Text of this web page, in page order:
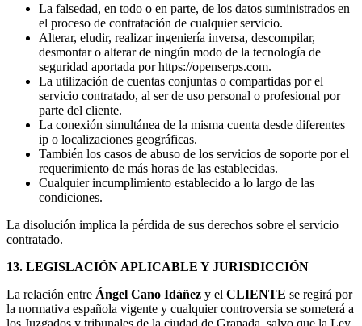
La falsedad, en todo o en parte, de los datos suministrados en
el proceso de contratación de cualquier servicio.
Alterar, eludir, realizar ingeniería inversa, descompilar,
desmontar o alterar de ningún modo de la tecnología de
seguridad aportada por https://openserps.com.
La utilización de cuentas conjuntas o compartidas por el
servicio contratado, al ser de uso personal o profesional por
parte del cliente.
La conexión simultánea de la misma cuenta desde diferentes
ip o localizaciones geográficas.
También los casos de abuso de los servicios de soporte por el
requerimiento de más horas de las establecidas.
Cualquier incumplimiento establecido a lo largo de las
condiciones.
La disolución implica la pérdida de sus derechos sobre el servicio
contratado.
13. LEGISLACIÓN APLICABLE Y JURISDICCIÓN
La relación entre Ángel Cano Idáñez y el CLIENTE se regirá por
la normativa española vigente y cualquier controversia se someterá a
los Juzgados y tribunales de la ciudad de Granada, salvo que la Ley